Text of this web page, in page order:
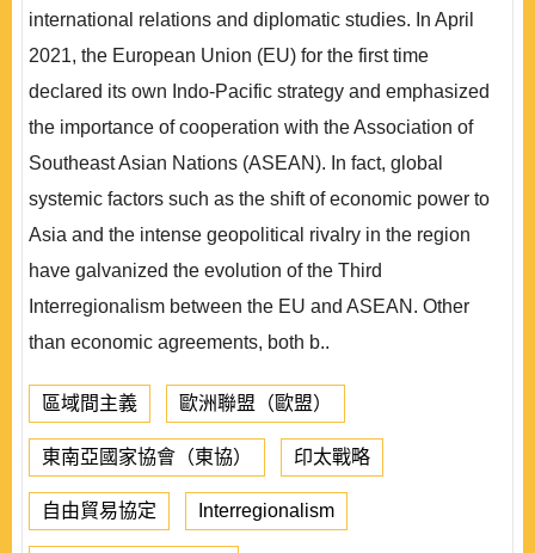
international relations and diplomatic studies. In April
2021, the European Union (EU) for the first time
declared its own Indo-Pacific strategy and emphasized
the importance of cooperation with the Association of
Southeast Asian Nations (ASEAN). In fact, global
systemic factors such as the shift of economic power to
Asia and the intense geopolitical rivalry in the region
have galvanized the evolution of the Third
Interregionalism between the EU and ASEAN. Other
than economic agreements, both b..
區域間主義 歐洲聯盟（歐盟）
東南亞國家協會（東協） 印太戰略
自由貿易協定 Interregionalism